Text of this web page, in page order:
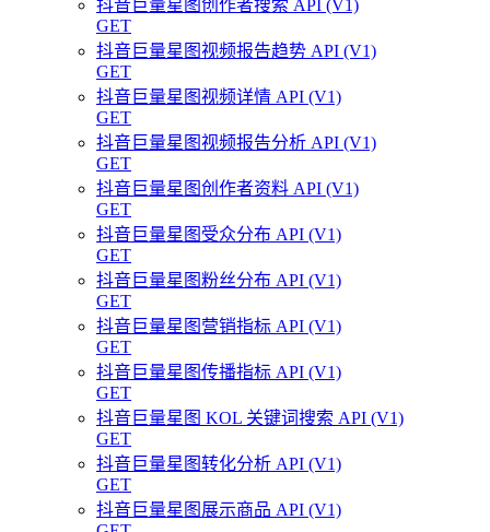
抖音巨量星图创作者搜索 API (V1)
GET
抖音巨量星图视频报告趋势 API (V1)
GET
抖音巨量星图视频详情 API (V1)
GET
抖音巨量星图视频报告分析 API (V1)
GET
抖音巨量星图创作者资料 API (V1)
GET
抖音巨量星图受众分布 API (V1)
GET
抖音巨量星图粉丝分布 API (V1)
GET
抖音巨量星图营销指标 API (V1)
GET
抖音巨量星图传播指标 API (V1)
GET
抖音巨量星图 KOL 关键词搜索 API (V1)
GET
抖音巨量星图转化分析 API (V1)
GET
抖音巨量星图展示商品 API (V1)